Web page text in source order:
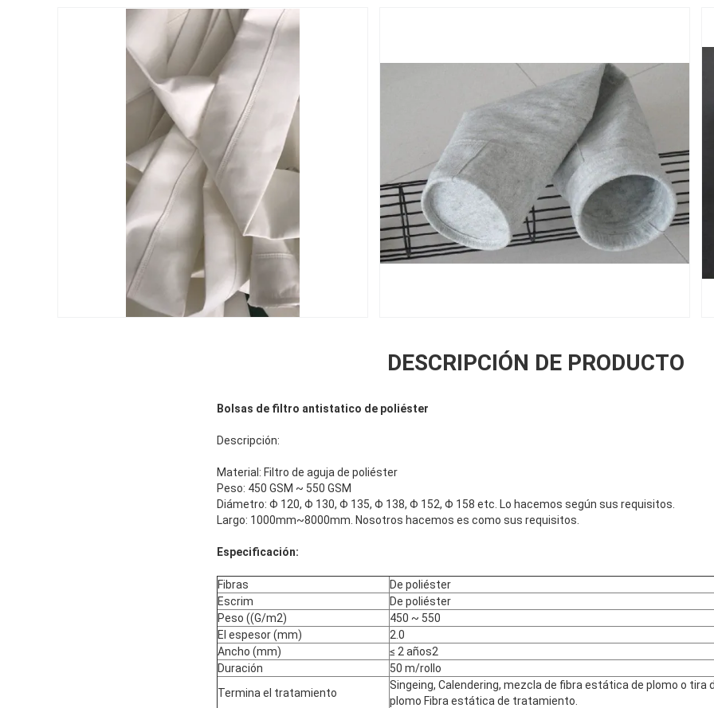
DESCRIPCIÓN DE PRODUCTO
Bolsas de filtro antistatico de poliéster
Descripción:
Material: Filtro de aguja de poliéster
Peso: 450 GSM ~ 550 GSM
Diámetro: Φ 120, Φ 130, Φ 135, Φ 138, Φ 152, Φ 158 etc. Lo hacemos según sus requisitos.
Largo: 1000mm~8000mm. Nosotros hacemos es como sus requisitos.
Especificación:
Fibras
De poliéster
Escrim
De poliéster
Peso ((G/m2)
450 ~ 550
El espesor (mm)
2.0
Ancho (mm)
≤ 2 años2
Duración
50 m/rollo
Termina el tratamiento
Singeing, Calendering, mezcla de fibra estática de plomo o tira
plomo Fibra estática de tratamiento.